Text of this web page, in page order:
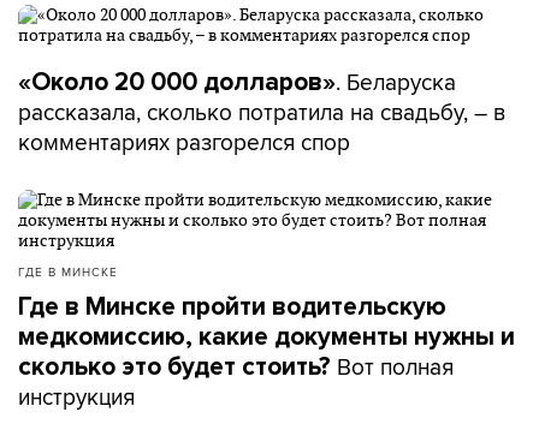
«Около 20 000 долларов». Беларуска
рассказала, сколько потратила на свадьбу, – в
комментариях разгорелся спор
ГДЕ В МИНСКЕ
Где в Минске пройти водительскую
медкомиссию, какие документы нужны и
сколько это будет стоить? Вот полная
инструкция